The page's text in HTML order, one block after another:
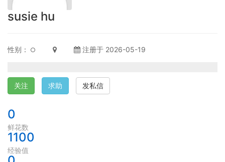
susie hu
性别： 注册于 2026-05-19
关注 求助 发私信
0
鲜花数
1100
经验值